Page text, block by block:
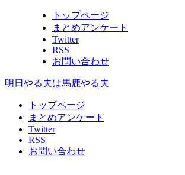
トップページ
まとめアンケート
Twitter
RSS
お問い合わせ
明日やる夫は馬鹿やる夫
トップページ
まとめアンケート
Twitter
RSS
お問い合わせ